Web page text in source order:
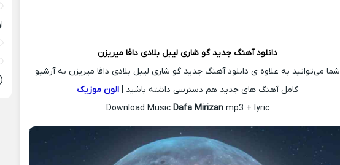
دانلود آهنگ جدیدگو شاری لیبل بلادی دافا میریزن
شما می‌توانید به علاوه ی دانلود آهنگ جدید گو شاری لیبل بلادی دافا میریزن به آرشیو
کامل آهنگ های جدید هم دسترسی داشته باشید | الون موزیک
Download Music Dafa Mirizan mp3 + lyric